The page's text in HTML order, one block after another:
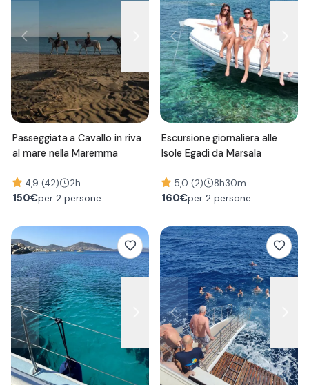
Passeggiata a Cavallo in riva
al mare nella Maremma
4,9 (42) 2h
150€per 2 persone
Escursione giornaliera alle
Isole Egadi da Marsala
5,0 (2) 8h30m
160€per 2 persone